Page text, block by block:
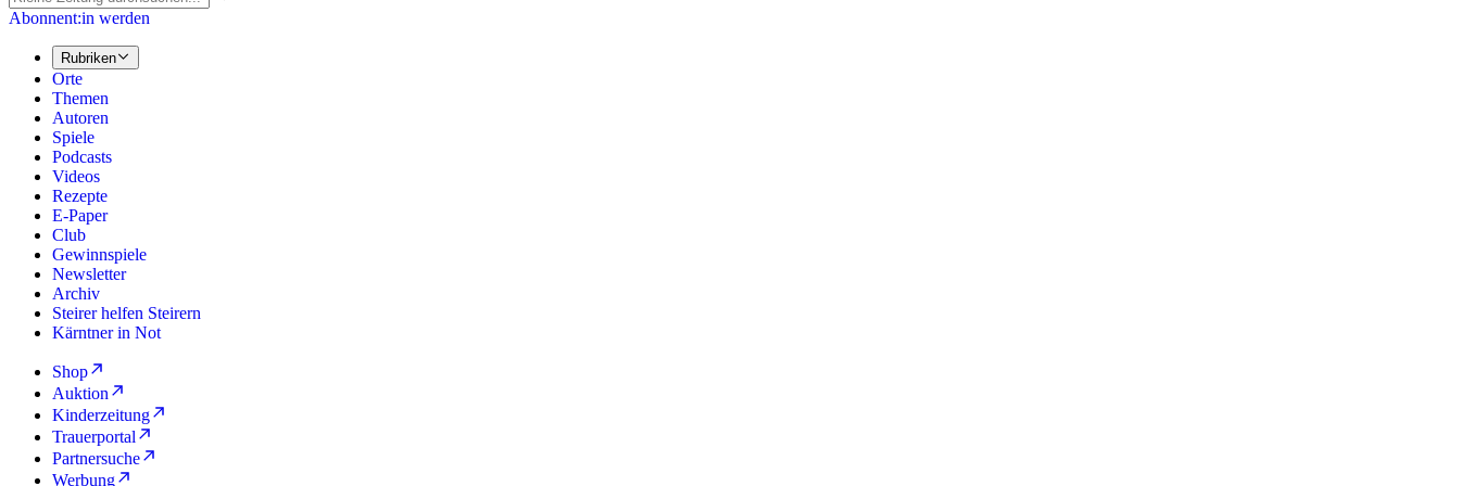
Abonnent:in werden
Rubriken
Orte
Themen
Autoren
Spiele
Podcasts
Videos
Rezepte
E-Paper
Club
Gewinnspiele
Newsletter
Archiv
Steirer helfen Steirern
Kärntner in Not
Shop
Auktion
Kinderzeitung
Trauerportal
Partnersuche
Werbung